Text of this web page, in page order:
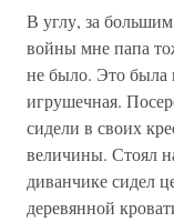
В углу, за
войны мне папа
не было. Это была
игру­шечная.
сидели в своих
величины. Стоял
диванчике сидел
деревянной